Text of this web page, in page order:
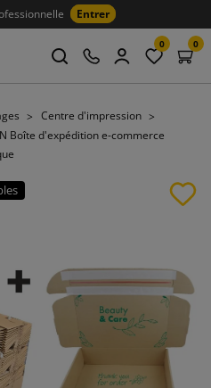
Entrer
0 0
Centre d'impression
Boîte d'expédition e-commerce